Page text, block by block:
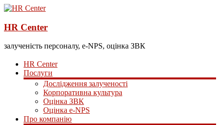
HR Center
залученість персоналу, e-NPS, оцінка ЗВК
HR Center
Послуги
Дослідження залученості
Корпоративна культура
Оцінка ЗВК
Оцінка e-NPS
Про компанію